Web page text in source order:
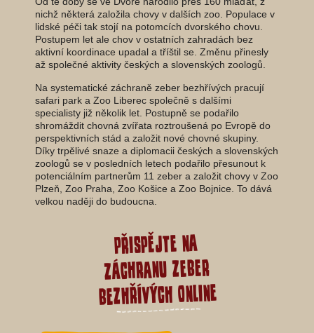
nichž některá založila chovy v dalších zoo. Populace v
lidské péči tak stojí na potomcích dvorského chovu.
Postupem let ale chov v ostatních zahradách bez
aktivní koordinace upadal a tříštil se. Změnu přinesly
až společné aktivity českých a slovenských zoologů.
Na systematické záchraně zeber bezhřívých pracují
safari park a Zoo Liberec společně s dalšími
specialisty již několik let. Postupně se podařilo
shromáždit chovná zvířata roztroušená po Evropě do
perspektivních stád a založit nové chovné skupiny.
Díky trpělivé snaze a diplomacii českých a slovenských
zoologů se v posledních letech podařilo přesunout k
potenciálním partnerům 11 zeber a založit chovy v Zoo
Plzeň, Zoo Praha, Zoo Košice a Zoo Bojnice. To dává
velkou naději do budoucna.
přispějte na
záchranu zeber
bezhřívých online